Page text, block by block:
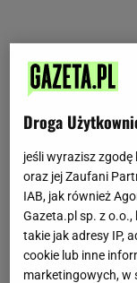
Droga
jeśli wyrazisz zgodę
oraz jej Zaufani
IAB, jak również
Gazeta.pl sp. z
takie jak adresy IP,
cookie lub inne
marketingowych, w